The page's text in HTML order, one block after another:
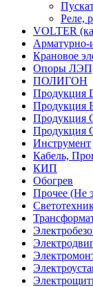
Реле,
VOLTER
Арматурно-
Крановое
Опоры ЛЭП,
ПОЛИГОН
Продукция
Продукция
Продукция
Инструмент
Кабель,
КИП
Обогрев
Прочее (Не